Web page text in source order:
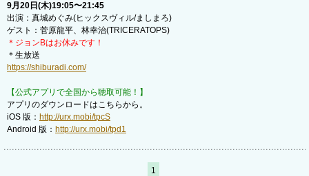
9月20日(木)19:05〜21:45
出演：真城めぐみ(ヒックスヴィル/ましまろ)
ゲスト：菅原龍平、林幸治(TRICERATOPS)
＊ジョンBはお休みです！
＊生放送
https://shiburadi.com/
【公式アプリで全国から聴取可能！】
アプリのダウンロードはこちらから。
iOS 版： http://urx.mobi/tpcS
Android 版： http://urx.mobi/tpd1
1